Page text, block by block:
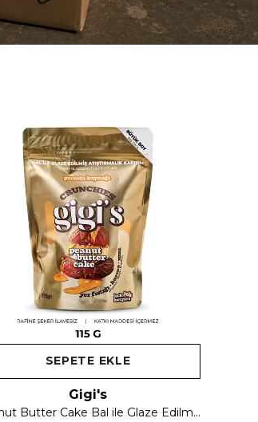
SEPETE EKLE
Gigi's
Peanut Butter Cake Bal ile Glaze Edilmiş Crunchie Karışım